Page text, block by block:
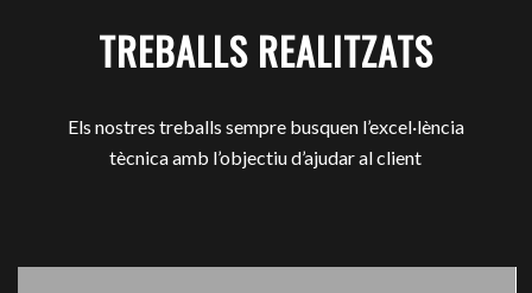
TREBALLS REALITZATS
Els nostres treballs sempre busquen l’excel·lència
tècnica amb l’objectiu d’ajudar al client